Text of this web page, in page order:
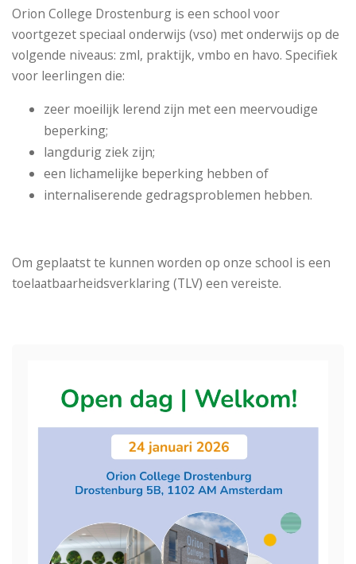
Orion College Drostenburg is een school voor
voortgezet speciaal onderwijs (vso) met onderwijs op de
volgende niveaus: zml, praktijk, vmbo en havo. Specifiek
voor leerlingen die:
zeer moeilijk lerend zijn met een meervoudige
beperking;
langdurig ziek zijn;
een lichamelijke beperking hebben of
internaliserende gedragsproblemen hebben.
Om geplaatst te kunnen worden op onze school is een
toelaatbaarheidsverklaring (TLV) een vereiste.